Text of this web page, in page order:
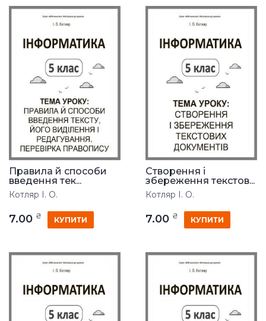
Правила й способи
введення тек...
Котляр І. О.
7.00 ₴ КУПИТИ
Створення і
збереження текстов...
Котляр І. О.
7.00 ₴ КУПИТИ